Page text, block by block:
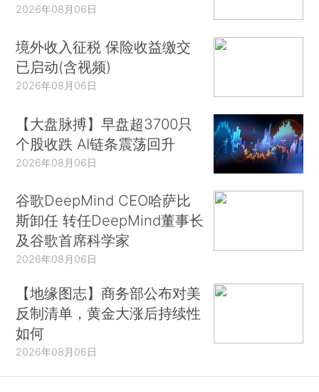
2026年08月06日
境外收入征税 保险收益缴交
已启动(含视频)
2026年08月06日
【大盘脉搏】早盘超3700只
个股收跌 AI链条震荡回升
2026年08月06日
谷歌DeepMind CEO哈萨比
斯卸任 转任DeepMind董事长
及谷歌首席科学家
2026年08月06日
【地缘图志】商务部公布对美
反制清单，黄金大涨后持续性
如何
2026年08月06日